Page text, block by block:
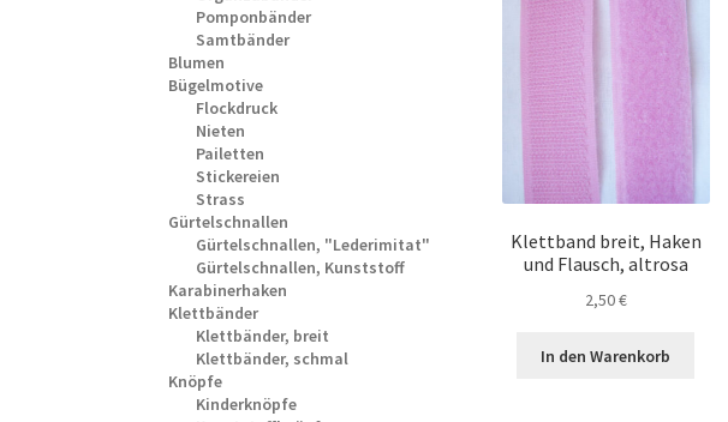
Klettband breit, Haken
und Flausch, altrosa
2,50€
In den Warenkorb
Pomponbänder
Samtbänder
Blumen
Bügelmotive
Flockdruck
Nieten
Pailetten
Stickereien
Strass
Gürtelschnallen
Gürtelschnallen, "Lederimitat"
Gürtelschnallen, Kunststoff
Karabinerhaken
Klettbänder
Klettbänder, breit
Klettbänder, schmal
Knöpfe
Kinderknöpfe